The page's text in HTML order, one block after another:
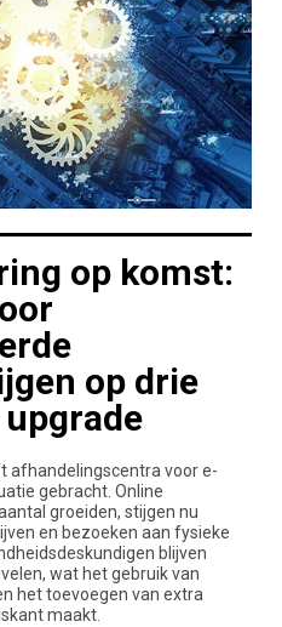
op komst:
op drie
afhandelingscentra voor e-
gebracht. Online
groeiden, stijgen nu
en bezoeken aan fysieke
blijven
wat het gebruik van
het toevoegen van extra
maakt.